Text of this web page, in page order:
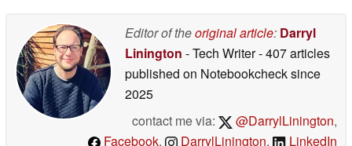
Editor of theoriginal article: Darryl
Linington - Tech Writer- 407 articles
published on Notebookchecksince
2025
contact me via:
@DarrylLinington,
Facebook, DarrylLinington, LinkedIn